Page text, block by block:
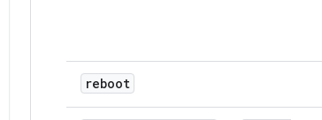
reboot